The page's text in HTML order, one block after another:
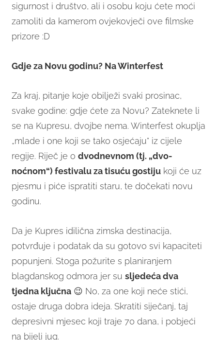
sigurnost i društvo, ali i osobu koju ćete moći
zamoliti da kamerom ovjekovječi ove filmske
prizore :D
Gdje za Novu godinu? Na Winterfest
Za kraj, pitanje koje obilježi svaki prosinac,
svake godine: gdje ćete za Novu? Zateknete li
se na Kupresu, dvojbe nema. Winterfest okuplja
„mlade i one koji se tako osjećaju“ iz cijele
regije. Riječ je o dvodnevnom (tj. „dvo-
noćnom“) festivaluza tisuću gostiju koji će uz
pjesmu i piće ispratiti staru, te dočekati novu
godinu.
Da je Kupres idilična zimska destinacija,
potvrđuje i podatak da su gotovo svi kapaciteti
popunjeni. Stoga požurite s planiranjem
blagdanskog odmora jer su sljedeća dva
tjedna ključna 😉 No, za one koji neće stići,
ostaje druga dobra ideja. Skratiti siječanj, taj
depresivni mjesec koji traje 70 dana, i pobjeći
na bijeli jug.